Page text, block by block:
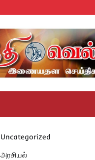
Homeசெய்திகள்
Uncategorized
அரசியல்